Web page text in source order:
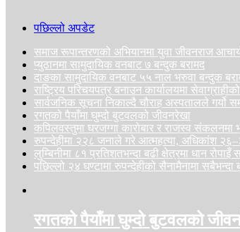
पछिल्लो अपडेट
समाज रूपान्तरणको अभियानमा युवा जीवनराज
प्युठानमा सामुदायिक वनबाट ७ बन्दुक बरामद
दाङका सामुदायिक वनबाट ५५ नाल भरुवा बन्दुक
राष्ट्रिय परिचयपत्र बनाउन कार्यालयमा
सार्वजनिक सूचना निकाल्दै चौराह अस्पतालले गर्यो
रगतको पैयाँमा घुम्दो बुटवलको जीवनरेखा
कपिलवस्तुमा घरजग्गा कारोबार र राजस्व
रुपन्देहीमा २२८ जनाले गरे आत्महत्या, अधिकांश
लुम्बिनीमा ८१ प्रतिशतभन्दा बढी क्षेत्रमा धान रोपाइँ
पछिल्लो २४ घण्टामा रुपन्देहीको सैनामैनामा सबैभन्दा
रगतको पैयाँमा घुम्दो बुटवलको